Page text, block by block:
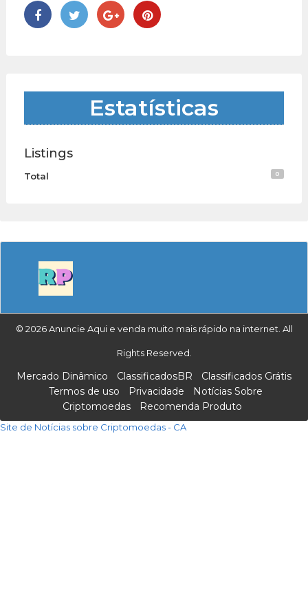
Estatísticas
Listings
Total 0
© 2026 Anuncie Aqui e venda muito mais rápido na internet. All
Rights Reserved.
Mercado Dinâmico ClassificadosBR
Classificados Grátis
Termos de uso
Privacidade
Notícias Sobre
Criptomoedas
Recomenda Produto
Site de Notícias sobre Criptomoedas - CA